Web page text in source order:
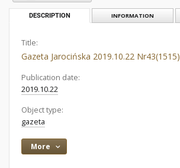
DESCRIPTION INFORMATION
Title:
Gazeta Jarocińska 2019.10.22 Nr43(1515)
Publication date:
2019.10.22
Object type:
gazeta
More